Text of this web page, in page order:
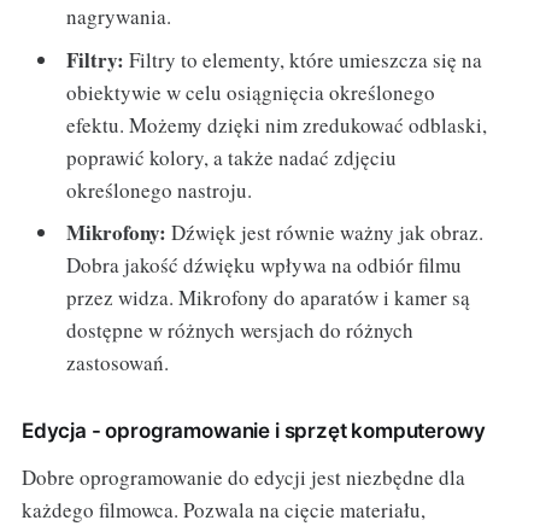
nagrywania.
Filtry: Filtry to elementy, które umieszcza się na
obiektywie w celu osiągnięcia określonego
efektu. Możemy dzięki nim zredukować odblaski,
poprawić kolory, a także nadać zdjęciu
określonego nastroju.
Mikrofony: Dźwięk jest równie ważny jak obraz.
Dobra jakość dźwięku wpływa na odbiór filmu
przez widza. Mikrofony do aparatów i kamer są
dostępne w różnych wersjach do różnych
zastosowań.
Edycja - oprogramowanie i sprzęt komputerowy
Dobre oprogramowanie do edycji jest niezbędne dla
każdego filmowca. Pozwala na cięcie materiału,